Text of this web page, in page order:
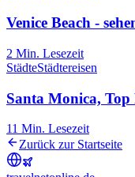
Venice Beach -
2 Min. Lesezeit
StädteStädtereisen
Santa Monica, Top
11 Min. Lesezeit
Zurück zur Startseite